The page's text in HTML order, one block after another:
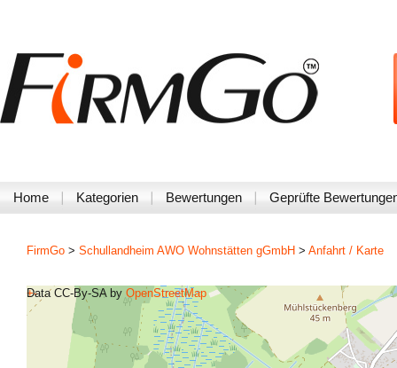
Home Kategorien Bewertungen Geprüfte
FirmGo > Schullandheim AWO Wohnstätten gGmbH > Anfahrt / Karte
+-
Data CC-By-SA by OpenStreetMap